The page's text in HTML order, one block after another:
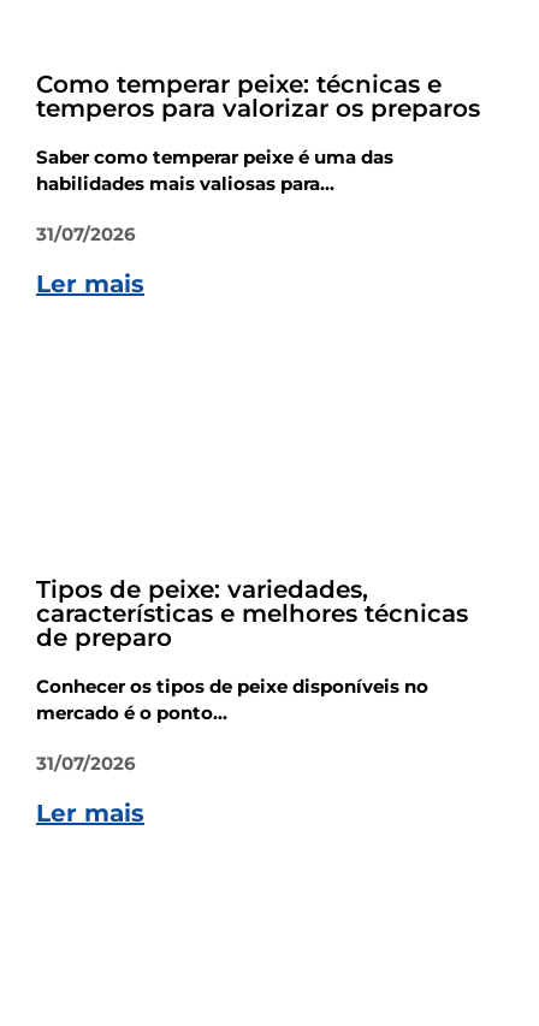
Como temperar peixe: técnicas e
temperos para valorizar os preparos
Saber como temperar peixe é uma das
habilidades mais valiosas para...
31/07/2026
Ler mais
Tipos de peixe: variedades,
características e melhores técnicas
de preparo
Conhecer os tipos de peixe disponíveis no
mercado é o ponto...
31/07/2026
Ler mais